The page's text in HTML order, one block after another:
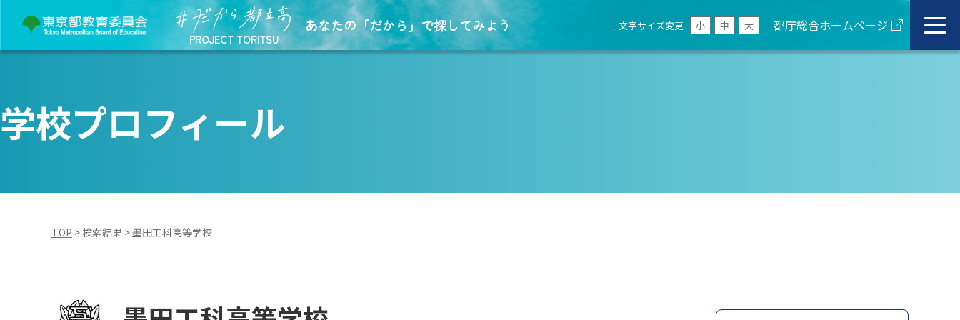
PROJECT TORITSU
あなたの「だから」で探してみよう 文字サイズ変更 小 中 大 都庁総合ホームページ
学校プロフィール
TOP > 検索結果 >墨田工科高等学校